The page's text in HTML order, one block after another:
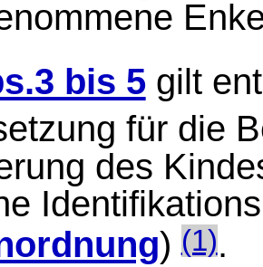
bis 5gilt
für die
des
)(1).